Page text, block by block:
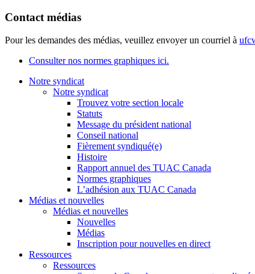
Contact médias
Pour les demandes des médias, veuillez envoyer un courriel à
Consulter nos normes graphiques ici.
Notre syndicat
Notre syndicat
Trouvez votre section locale
Statuts
Message du président national
Conseil national
Fièrement syndiqué(e)
Histoire
Rapport annuel des TUAC Canada
Normes graphiques
L’adhésion aux TUAC Canada
Médias et nouvelles
Médias et nouvelles
Nouvelles
Médias
Inscription pour nouvelles en direct
Ressources
Ressources